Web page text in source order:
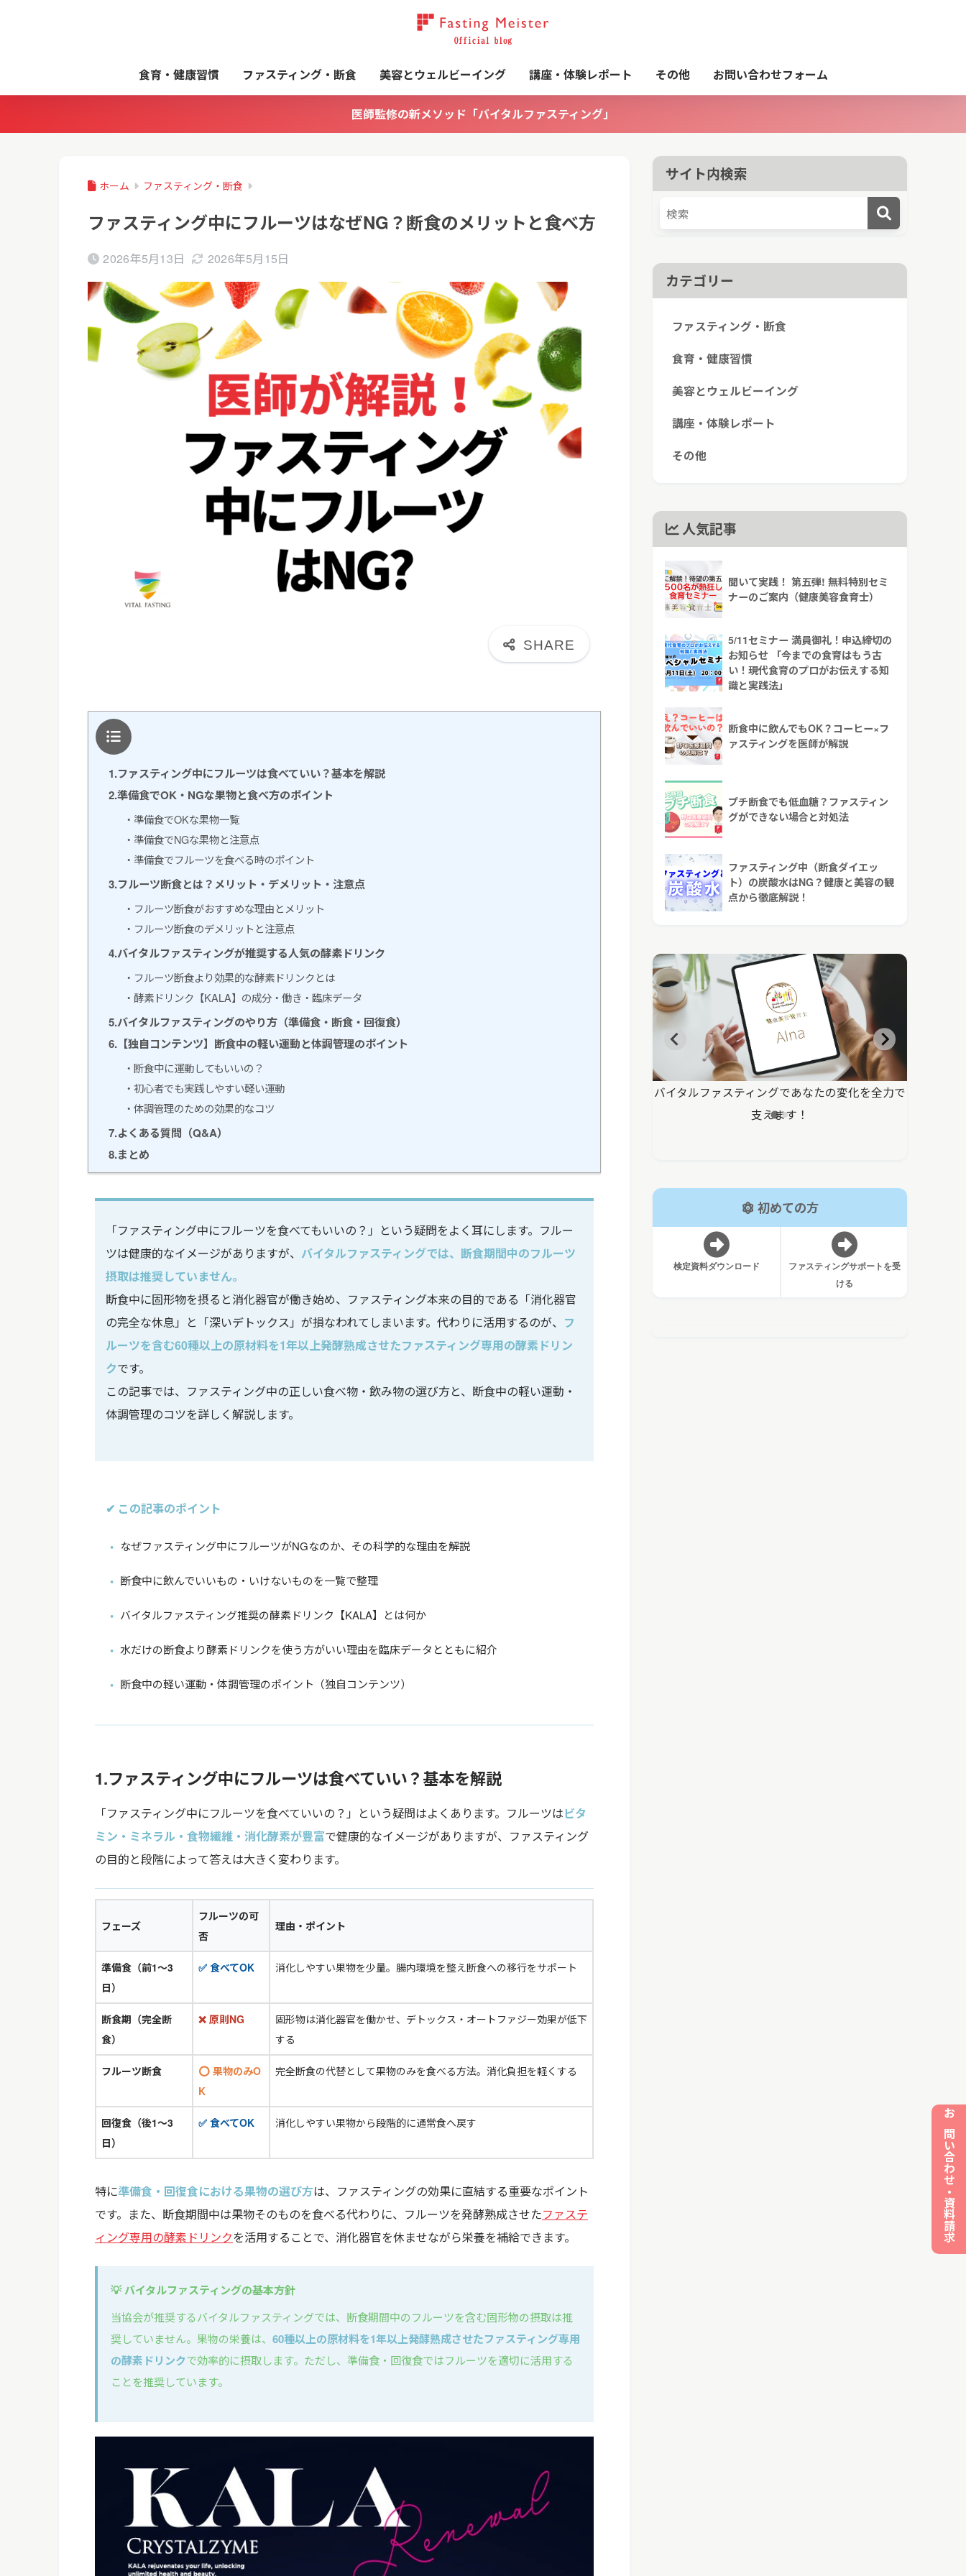
食育・健康習慣 ファスティング・断食 美容とウェルビーイング 講座・体験レポート その他 お問い合わせフォーム
医師監修の新メソッド「バイタルファスティング」
ホーム ファスティング・断食
ファスティング中にフルーツはなぜNG？断食のメリットと食べ方
2026年5月13日 2026年5月15日
目次
1.ファスティング中にフルーツは食べていい？基本を解説
2.準備食でOK・NGな果物と食べ方のポイント
・準備食でOKな果物一覧
・準備食でNGな果物と注意点
・準備食でフルーツを食べる時のポイント
3.フルーツ断食とは？メリット・デメリット・注意点
・フルーツ断食がおすすめな理由とメリット
・フルーツ断食のデメリットと注意点
4.バイタルファスティングが推奨する人気の酵素ドリンク
・フルーツ断食より効果的な酵素ドリンクとは
・酵素ドリンク【KALA】の成分・働き・臨床データ
5.バイタルファスティングのやり方（準備食・断食・回復食）
6.【独自コンテンツ】断食中の軽い運動と体調管理のポイント
・断食中に運動してもいいの？
・初心者でも実践しやすい軽い運動
・体調管理のための効果的なコツ
7.よくある質問（Q&A）
8.まとめ
「ファスティング中にフルーツを食べてもいいの？」という疑問をよく耳にします。フルー
ツは健康的なイメージがありますが、 バイタルファスティングでは、断食期間中のフルーツ
摂取は推奨していません。
断食中に固形物を摂ると消化器官が働き始め、ファスティング本来の目的である「消化器官
の完全な休息」と「深いデトックス」が損なわれてしまいます。代わりに活用するのが、 フ
ルーツを含む60種以上の原材料を1年以上発酵熟成させたファスティング専用の酵素ドリン
クです。
この記事では、ファスティング中の正しい食べ物・飲み物の選び方と、断食中の軽い運動・
体調管理のコツを詳しく解説します。
✔ この記事のポイント
なぜファスティング中にフルーツがNGなのか、その科学的な理由を解説
断食中に飲んでいいもの・いけないものを一覧で整理
バイタルファスティング推奨の酵素ドリンク【KALA】とは何か
水だけの断食より酵素ドリンクを使う方がいい理由を臨床データとともに紹介
断食中の軽い運動・体調管理のポイント（独自コンテンツ）
1.ファスティング中にフルーツは食べていい？基本を解説
「ファスティング中にフルーツを食べていいの？」という疑問はよくあります。フルーツはビタ
ミン・ミネラル・食物繊維・消化酵素が豊富で健康的なイメージがありますが、ファスティング
の目的と段階によって答えは大きく変わります。
フェーズ
フルーツの可
否
理由・ポイント
準備食（前1〜3
日）
✅ 食べてOK 消化しやすい果物を少量。腸内環境を整え断食への移行をサポート
断食期（完全断
食）
❌ 原則NG
固形物は消化器官を働かせ、デトックス・オートファジー効果が低下
する
フルーツ断食
⭕ 果物のみO
K
完全断食の代替として果物のみを食べる方法。消化負担を軽くする
回復食（後1〜3
日）
✅ 食べてOK 消化しやすい果物から段階的に通常食へ戻す
特に準備食・回復食における果物の選び方は、ファスティングの効果に直結する重要なポイント
です。また、断食期間中は果物そのものを食べる代わりに、フルーツを発酵熟成させたファステ
ィング専用の酵素ドリンクを活用することで、消化器官を休ませながら栄養を補給できます。
💡 バイタルファスティングの基本方針
当協会が推奨するバイタルファスティングでは、断食期間中のフルーツを含む固形物の摂取は推
奨していません。果物の栄養は、 60種以上の原材料を1年以上発酵熟成させたファスティング専用
の酵素ドリンクで効率的に摂取します。ただし、準備食・回復食ではフルーツを適切に活用する
ことを推奨しています。
サイト内検索
カテゴリー
ファスティング・断食
食育・健康習慣
美容とウェルビーイング
講座・体験レポート
その他
人気記事
聞いて実践！ 第五弾! 無料特別セミ
ナーのご案内（健康美容食育士）
5/11セミナー 満員御礼！申込締切の
お知らせ 「今までの食育はもう古
い！現代食育のプロがお伝えする知
識と実践法」
断食中に飲んでもOK？コーヒー×フ
ァスティングを医師が解説
プチ断食でも低血糖？ファスティン
グができない場合と対処法
ファスティング中（断食ダイエッ
ト）の炭酸水はNG？健康と美容の観
点から徹底解説！
バイタルファスティングであなたの変化を全力で
支えます！
バイタルファスティングであなたの変化を全力で
支えます！
初めての方
検定資料ダウンロード
ファスティングサポートを受
ける
お問い合わせ・資料請求